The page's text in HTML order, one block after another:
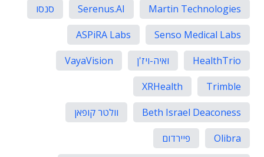
Martin Technologies
Serenus.AI
סנסו
Senso Medical Labs
ASPiRA Labs
HealthTrio
ואיה-ויז'ן
VayaVision
Trimble
XRHealth
Beth Israel Deaconess
וולטר קופאן
Olibra
פיירדום